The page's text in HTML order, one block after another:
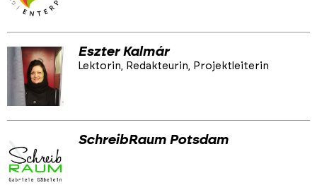
Eszter Kalmár
Lektorin, Redakteurin, Projektleiterin
SchreibRaum Potsdam